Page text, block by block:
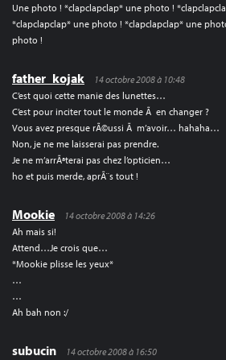
Une photo ! *clapclapclap* une photo !
*clapclapclap* une photo ! *clapclapclap* une
photo !
father_kojak
14 octobre 2008 à 10:48
C’est quoi cette manie des lunettes…
C’est pour inciter tout le monde Ã en changer ?
Vous avez presque rÃ©ussi Ã m’avoir… hahaha…
Non, je ne me laisserai pas prendre.
Je ne m’arrÃªterai pas chez l’opticien…
ho et puis merde, aprÃ¨s tout !
Mookie
14 octobre 2008 à 14:26
Ah mais si!
Attend…Je crois que…
*Mookie plisse les yeux*
…
…
Ah bah non :/
subucin
14 octobre 2008 à 16:50